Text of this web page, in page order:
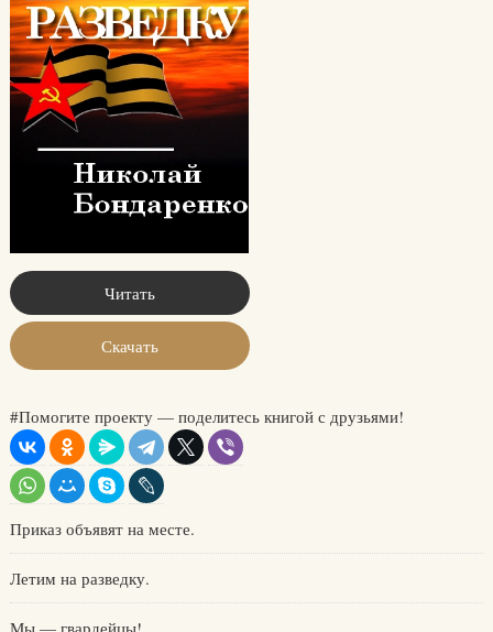
Читать
Скачать
#Помогите проекту — поделитесь книгой с друзьями!
Приказ объявят на месте.
Летим на разведку.
Мы — гвардейцы!.